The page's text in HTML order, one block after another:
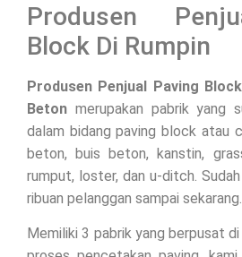
Produsen
Block Di Rumpin
Produsen Penjual Paving
Beton merupakan pabrik yang
dalam bidang paving block atau
beton, buis beton, kanstin,
rumput, loster, dan u-ditch.
ribuan pelanggan sampai sekarang.
Memiliki 3 pabrik yang berpusat